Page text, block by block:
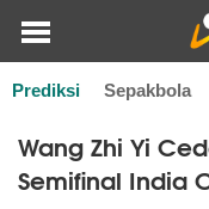
Prediksi Sepakbola
Home Badminton
Wang Zhi Yi
Semifinal India